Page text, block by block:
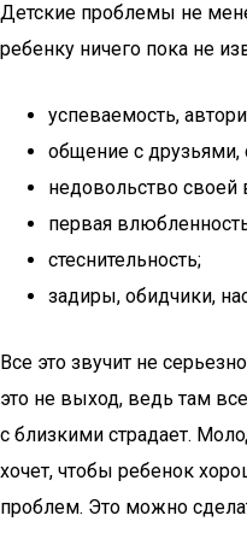
Детские проблемы не
ребенку ничего пока не
успеваемость,
общение с друзьями,
недовольство
первая
стеснительность;
задиры, обидчики,
Все это звучит не
это не выход, ведь там
с близкими страдает.
хочет, чтобы ребенок
проблем. Это можно